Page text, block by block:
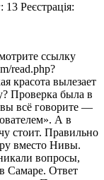
Реєстрація:
ссылку
read.php?
красота вылезает
Проверка была в
всё говорите —
А в
стоит. Правильно
вместо Нивы.
вопросы,
Самаре. Ответ